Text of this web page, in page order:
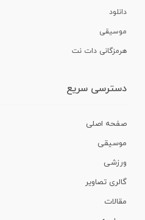
دانلود
موسیقی
هرمزگانی دات نت
دسترسی سریع
صفحه اصلی
موسیقی
ورزشی
گالری تصاویر
مقالات